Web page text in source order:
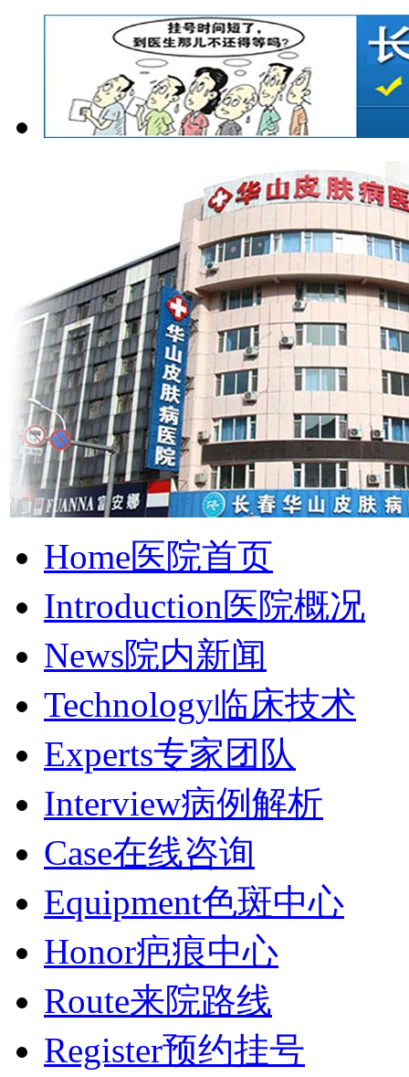
Home医院首页
Introduction医院概况
News院内新闻
Technology临床技术
Experts专家团队
Interview病例解析
Case在线咨询
Equipment色斑中心
Honor疤痕中心
Route来院路线
Register预约挂号